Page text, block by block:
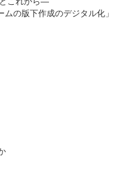
の版下作成のデジタル化」